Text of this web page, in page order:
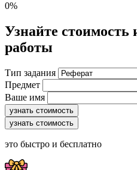
0%
Узнайте стоимость
работы
Тип задания
Предмет
Ваше имя
узнать стоимость
узнать стоимость
это быстро и бесплатно